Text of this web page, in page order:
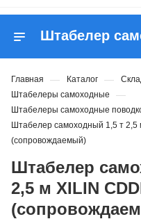
Главная — Каталог —
Штабелеры самоходные —
Штабелеры самоходные
Штабелер самоходный 1,5 т 2,5
(сопровождаемый)
Штабелер
2,5 м XILIN